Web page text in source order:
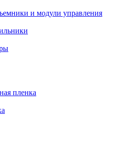
и модули управления
пленка